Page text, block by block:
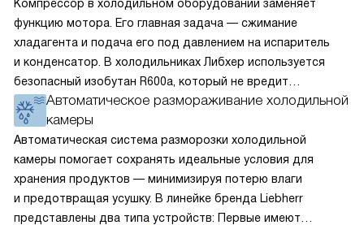
Компрессор в холодильном оборудовании заменяет
функцию мотора. Его главная задача — сжимание
хладагента и подача его под давлением на испаритель
и конденсатор. В холодильниках Либхер используется
безопасный изобутан R600a, который не вредит
окружающей среде. Компрессор перегоняет его
по охладительному контуру по принципу насоса. Чем
лучше работает «мотор» прибора, тем качественнее
и быстрее происходит охлаждение, затрачивается
меньше электроэнергии.
Автоматическое размораживание холодильной
камеры
Автоматическая система разморозки холодильной
камеры помогает сохранять идеальные условия для
хранения продуктов — минимизируя потерю влаги
и предотвращая усушку. В линейке бренда Liebherr
представлены два типа устройств: Первые имеют